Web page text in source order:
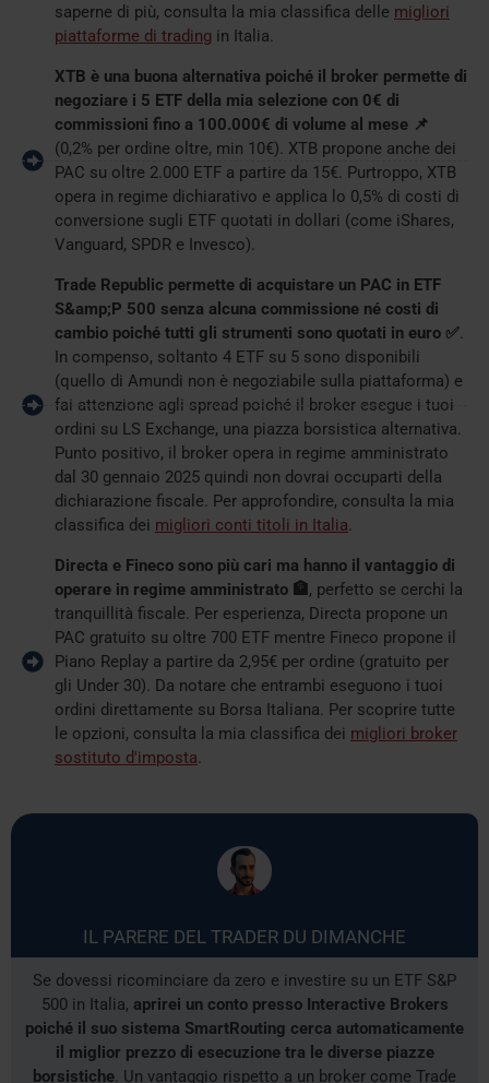
saperne di più, consulta la mia classifica delle migliori
piattaforme di trading in Italia.
XTB è una buona alternativa poiché il broker permette di
negoziare i 5 ETF della mia selezione con 0€ di
commissioni fino a 100.000€ di volume al mese 📌
(0,2% per ordine oltre, min 10€). XTB propone anche dei
PAC su oltre 2.000 ETF a partire da 15€. Purtroppo, XTB
opera in regime dichiarativo e applica lo 0,5% di costi di
conversione sugli ETF quotati in dollari (come iShares,
Vanguard, SPDR e Invesco).
Trade Republic permette di acquistare un PAC in ETF
S&amp;P 500 senza alcuna commissione né costi di
cambio poiché tutti gli strumenti sono quotati in euro ✅.
In compenso, soltanto 4 ETF su 5 sono disponibili
(quello di Amundi non è negoziabile sulla piattaforma) e
fai attenzione agli spread poiché il broker esegue i tuoi
ordini su LS Exchange, una piazza borsistica alternativa.
Punto positivo, il broker opera in regime amministrato
dal 30 gennaio 2025 quindi non dovrai occuparti della
dichiarazione fiscale. Per approfondire, consulta la mia
classifica dei migliori conti titoli in Italia.
Directa e Fineco sono più cari ma hanno il vantaggio di
operare in regime amministrato 🏦 , perfetto se cerchi la
tranquillità fiscale. Per esperienza, Directa propone un
PAC gratuito su oltre 700 ETF mentre Fineco propone il
Piano Replay a partire da 2,95€ per ordine (gratuito per
gli Under 30). Da notare che entrambi eseguono i tuoi
ordini direttamente su Borsa Italiana. Per scoprire tutte
le opzioni, consulta la mia classifica dei migliori broker
sostituto d'imposta.
IL PARERE DEL TRADER DU DIMANCHE
Se dovessi ricominciare da zero e investire su un ETF S&P
500 in Italia, aprirei un conto presso Interactive Brokers
poiché il suo sistema SmartRouting cerca automaticamente
il miglior prezzo di esecuzione tra le diverse piazze
borsistiche. Un vantaggio rispetto a un broker come Trade